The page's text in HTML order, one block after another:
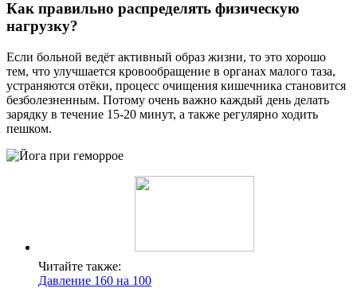
Как правильно распределять физическую
нагрузку?
Если больной ведёт активный образ жизни, то это хорошо
тем, что улучшается кровообращение в органах малого таза,
устраняются отёки, процесс очищения кишечника становится
безболезненным. Потому очень важно каждый день делать
зарядку в течение 15-20 минут, а также регулярно ходить
пешком.
Читайте также:
Давление 160 на 100